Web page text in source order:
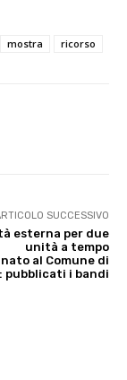
mostra ricorso
SUCCESSIVO
esterna per due
unità a tempo
al Comune di
pubblicati i bandi